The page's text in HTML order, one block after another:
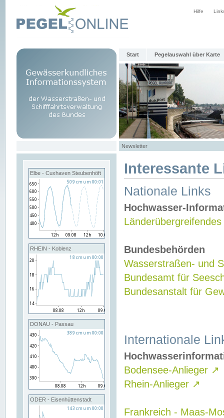
Hilfe
Start Pegelauswahl über Karte
Newsletter
Elbe - Cuxhaven Steubenhöft
RHEIN - Koblenz
DONAU - Passau
ODER - Eisenhüttenstadt
Interessante
Nationale Links
Hochwasser-
Bundesbehörden
Wasserstraßen- und
Bundesamt für
Bundesanstalt für
Internationale
Bodensee-Anlieger ↗
Rhein-Anlieger ↗
Frankreich - Maas-